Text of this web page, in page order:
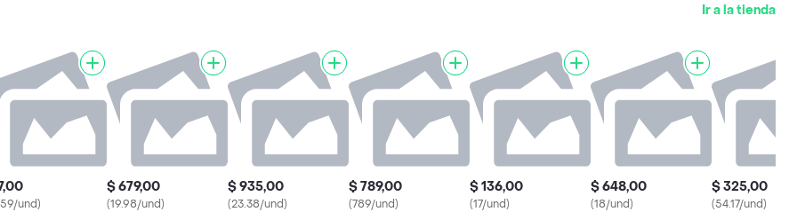
Ir a la tienda
und)
$ 679,00
(19.98/und)
$ 935,00
(23.38/und)
$ 789,00
(789/und)
$ 136,00
(17/und)
$ 648,00
(18/und)
$ 325,00
(54.17/und)